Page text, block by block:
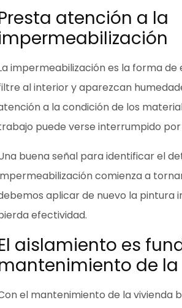
atención a la
impermeabilización es la forma de
al interiory aparezcan
a la condición de los
puede verse interrumpido
buena señal para identificar el
comienza a
aplicar de nuevo la pintura
efectividad.
aislamiento es
de
el mantenimiento de la vivienda